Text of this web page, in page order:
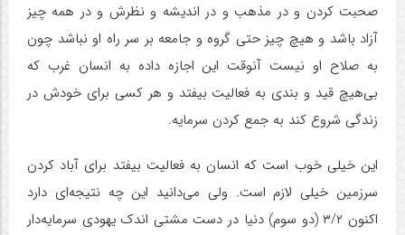
صحبت کردن و در مذهب و در اندیشه و نظرش و در همه چیز
آزاد باشد و هیچ چیز حتی گروه و جامعه بر سر راه او نباشد چون
به صلاح او نیست آنوقت این اجازه داده به انسان غرب که
بی‌هیچ قید و بندی به فعالیت بیفتد و هر کسی برای خودش در
زندگی شروع کند به جمع کردن سرمایه.
این خیلی خوب است که انسان به فعالیت بیفتد برای آباد کردن
سرزمین خیلی لازم است. ولی می‌دانید این چه نتیجه‌ای دارد
اکنون ۳/۲ (دو سوم) دنیا در دست مشتی اندک یهودی سرمایه‌دار